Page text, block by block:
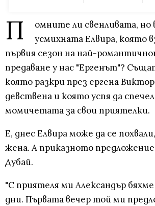
П
омните ли свенливата, но
усмихната Елвира, която
първия сезон на най-
предаване у нас "Ергенът"?
която разкри през ергена
девствена и която успя да
момичетата за свои приятелки.
Е, днес Елвира може да се
жена. А приказното предложение
Дубай.
"С приятеля ми Александър бяхме
дни. Първата вечер той ми